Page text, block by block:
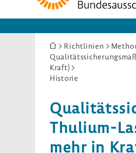
Sie
sind
hier:
Richtlinien
Kraft)
Historie
Thulium-​
mehr in